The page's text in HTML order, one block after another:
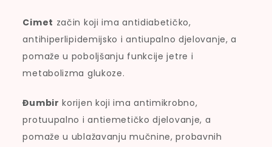
Cimet začin koji ima antidiabetičko,
antihiperlipidemijsko i antiupalno djelovanje, a
pomaže u poboljšanju funkcije jetre i
metabolizma glukoze.
Đumbir korijen koji ima antimikrobno,
protuupalno i antiemetičko djelovanje, a
pomaže u ublažavanju mučnine, probavnih